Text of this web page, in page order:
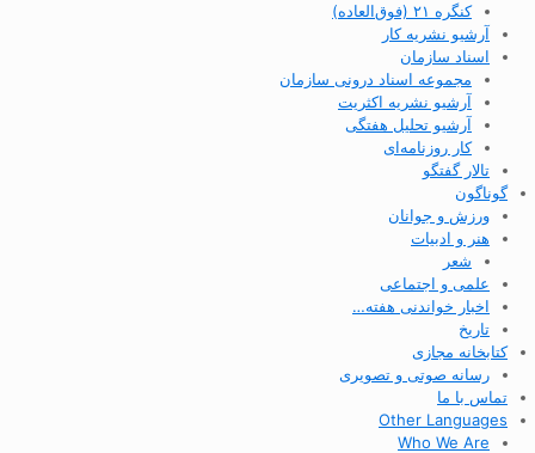
کنگره ۲۱ (فوق‌العاده)
آرشیو نشریه کار
اسناد سازمان
مجموعه اسناد درونی سازمان
آرشیو نشریه اکثریت
آرشیو تحلیل هفتگی
کار روزنامه‌ای
تالار گفتگو
گوناگون
ورزش و جوانان
هنر و ادبیات
شعر
علمی و اجتماعی
اخبار خواندنی هفته…
تاریخ
کتابخانه مجازی
رسانه صوتی و تصویری
تماس با ما
Other Languages
Who We Are